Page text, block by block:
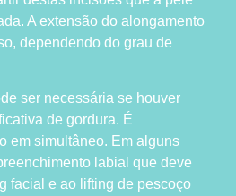
A extensão do alongamento
dependendo do grau de
ser necessária se houver
de gordura. É
em simultâneo. Em alguns
labial que deve
facial e ao lifting de pescoço